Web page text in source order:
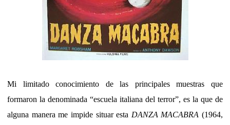
Mi limitado conocimiento de las principales muestras que
formaron la denominada “escuela italiana del terror”, es la que de
alguna manera me impide situar esta DANZA MACABRA (1964,